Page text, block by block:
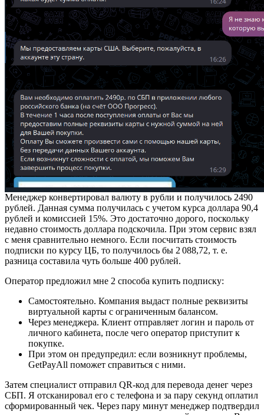
Менеджер конвертировал валюту в рубли и получилось 2490
рублей. Данная сумма получилась с учетом курса доллара 90,4
рублей и комиссией 15%. Это достаточно дорого, поскольку
недавно стоимость доллара подскочила. При этом сервис взял
с меня сравнительно немного. Если посчитать стоимость
подписки по курсу ЦБ, то получилось бы 2 088,72, т. е.
разница составила чуть больше 400 рублей.
Оператор предложил мне 2 способа купить подписку:
Самостоятельно. Компания выдаст полные реквизиты
виртуальной карты с ограниченным балансом.
Через менеджера. Клиент отправляет логин и пароль от
личного кабинета, после чего оператор приступит к
покупке.
При этом он предупредил: если возникнут проблемы,
GetPayAll поможет справиться с ними.
Затем специалист отправил QR-код для перевода денег через
СБП. Я отсканировал его с телефона и за пару секунд оплатил
сформированный чек. Через пару минут менеджер подтвердил